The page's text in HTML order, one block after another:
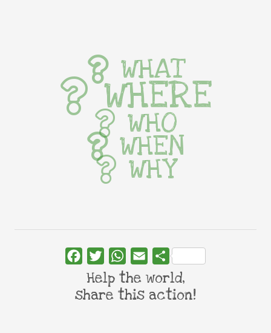
WHAT
WHERE
WHO
WHEN
WHY
FacebookTwitterWhatsApp
Email Share
Help the world,
share this action!